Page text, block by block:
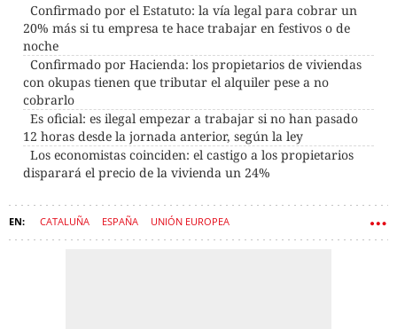
Confirmado por el Estatuto: la vía legal para cobrar un
20% más si tu empresa te hace trabajar en festivos o de
noche
Confirmado por Hacienda: los propietarios de viviendas
con okupas tienen que tributar el alquiler pese a no
cobrarlo
Es oficial: es ilegal empezar a trabajar si no han pasado
12 horas desde la jornada anterior, según la ley
Los economistas coinciden: el castigo a los propietarios
disparará el precio de la vivienda un 24%
CATALUÑA ESPAÑA UNIÓN EUROPEA